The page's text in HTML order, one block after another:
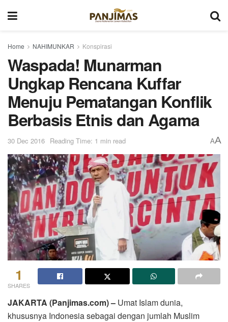
Home NAHIMUNKAR Konspirasi
Waspada! Munarman
Ungkap Rencana Kuffar
Menuju Pematangan Konflik
Berbasis Etnis dan Agama
30 Dec 2016 Reading Time: 1 min read AA
1
SHARES
JAKARTA (Panjimas.com) – Umat Islam dunia,
khususnya Indonesia sebagai dengan jumlah Muslim